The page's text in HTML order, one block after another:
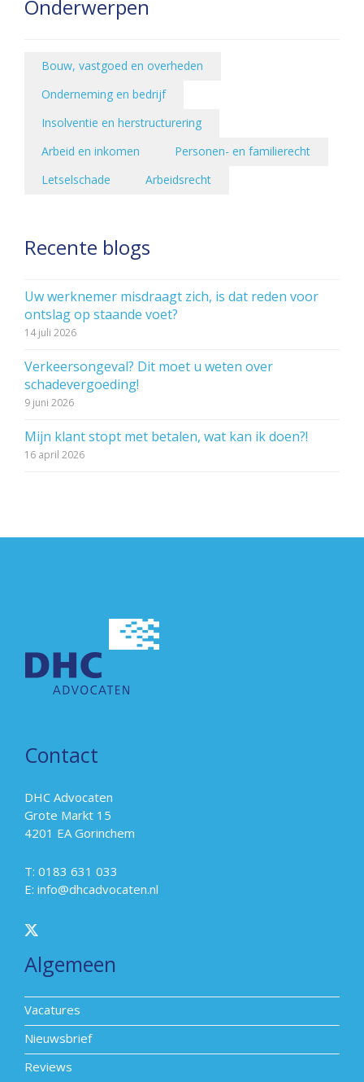
Onderwerpen
Bouw, vastgoed en overheden
Onderneming en bedrijf
Insolventie en herstructurering
Arbeid en inkomen
Personen- en familierecht
Letselschade
Arbeidsrecht
Recente blogs
Uw werknemer misdraagt zich, is dat reden voor
ontslag op staande voet?
14 juli 2026
Verkeersongeval? Dit moet u weten over
schadevergoeding!
9 juni 2026
Mijn klant stopt met betalen, wat kan ik doen?!
16 april 2026
Contact
DHC Advocaten
Grote Markt 15
4201 EA Gorinchem
T: 0183 631 033
E: info@dhcadvocaten.nl
Algemeen
Vacatures
Nieuwsbrief
Reviews